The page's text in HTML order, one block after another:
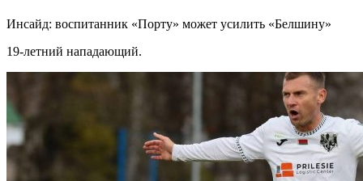
Инсайд: воспитанник «Порту» может усилить «Белшину»
19-летний нападающий.